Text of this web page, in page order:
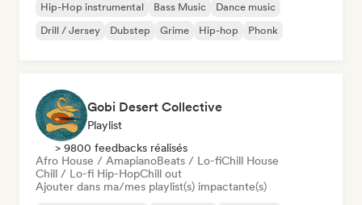
Hip-Hop instrumental Bass Music
Dance music
Drill / Jersey
Dubstep Grime Hip-hop Phonk
Gobi Desert Collective
Playlist
> 9800 feedbacks réalisés
Afro House / AmapianoBeats / Lo-fiChill House
Chill / Lo-fi Hip-HopChill out
Ajouter dans ma/mes playlist(s) impactante(s)